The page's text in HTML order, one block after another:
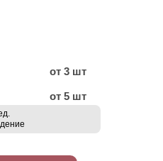
от 3 шт
от 5 шт